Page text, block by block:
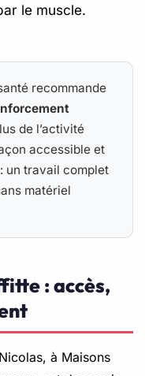
le muscle.
recommande
de l’activité
accessible et
un travail complet
matériel
: accès,
à Maisons